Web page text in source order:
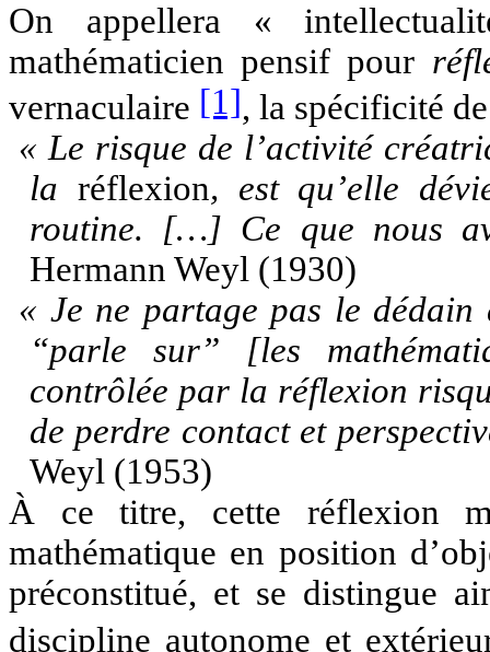
On appellera «
mathématicien pensif pour
vernaculaire [1], la spécificité
« Le risque de l’activité
la réflexion, est qu’elle
routine. […] Ce que nous
Hermann Weyl (1930)
« Je ne partage pas le
“parle sur” [les
contrôlée par la réflexion
de perdre contact et
Weyl (1953)
À ce titre, cette réflexion
mathématique en position
préconstitué, et se distingue
discipline autonome et